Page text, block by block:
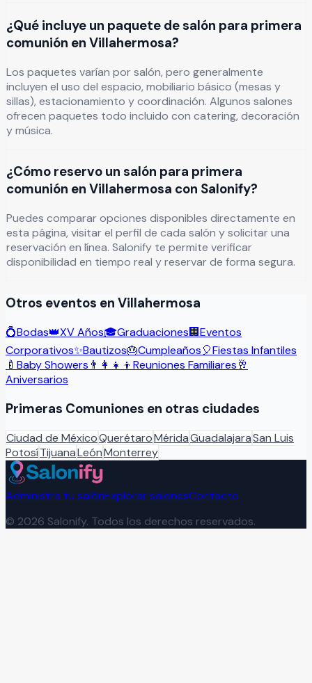
¿Qué incluye un paquete de salón para primera
comunión en Villahermosa?
Los paquetes varían por salón, pero generalmente
incluyen el uso del espacio, mobiliario básico (mesas y
sillas), estacionamiento y coordinación. Algunos salones
ofrecen paquetes todo incluido con catering, decoración
y música.
¿Cómo reservo un salón para primera
comunión en Villahermosa con Salonify?
Puedes comparar opciones disponibles directamente en
esta página, visitar el perfil de cada salón y solicitar una
reservación en línea. Salonify te permite verificar
disponibilidad en tiempo real y reservar de forma segura.
Otros eventos en Villahermosa
💍Bodas👑XV Años🎓Graduaciones🏢Eventos
Corporativos✨Bautizos🎂Cumpleaños🎈Fiestas Infantiles
🍼 Baby Showers 👨‍👩‍👧‍👦 Reuniones Familiares🥂
Aniversarios
Primeras Comuniones en otras ciudades
Ciudad de MéxicoQuerétaroMéridaGuadalajaraSan Luis
PotosíTijuanaLeónMonterrey
Administra tu salónExplorar salonesContacto
© 2026 Salonify. Todos los derechos reservados.